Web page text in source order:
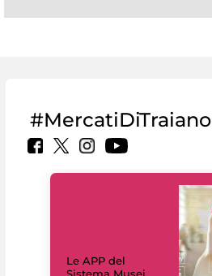
#MercatiDiTraiano
Le APP del